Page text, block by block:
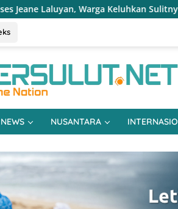
Sulitnya Ekonomi dan Akses Pasar
NUSANTARA